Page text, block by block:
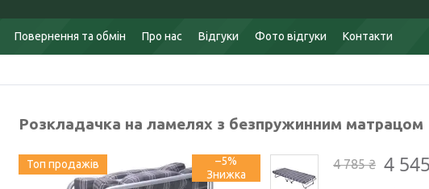
Повернення та обмін Про нас Відгуки Фото відгуки Контакти
Розкладачка на ламелях з безпружинним
Топ продажів –5% 4 785 ₴ 4